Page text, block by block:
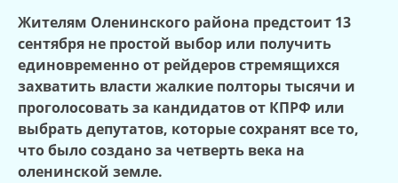
Жителям Оленинского района предстоит 13
сентября не простой выбор или получить
единовременно от рейдеров стремящихся
захватить власти жалкие полторы тысячи и
проголосовать за кандидатов от КПРФ или
выбрать депутатов, которые сохранят все то,
что было создано за четверть века на
оленинской земле.